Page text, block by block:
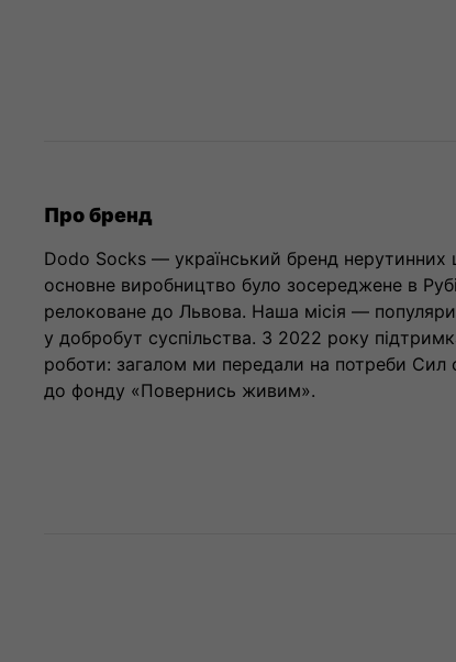
Про бренд
Dodo Socks — український бренд нерутинних
основне виробництво було зосереджене в
релоковане до Львова. Наша місія —
у добробут суспільства. З 2022 року
роботи: загалом ми передали на потреби
до фонду «Повернись живим».